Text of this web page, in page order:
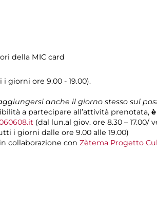
della MIC card
giorni ore 9.00 - 19.00).
anche il giorno stesso sul
a partecipare all’attività prenotata,
(dal lun.al giov. ore 8.30 – 17.00/
i giorni dalle ore 9.00 alle 19.00)
in collaborazione con Zètema Progetto